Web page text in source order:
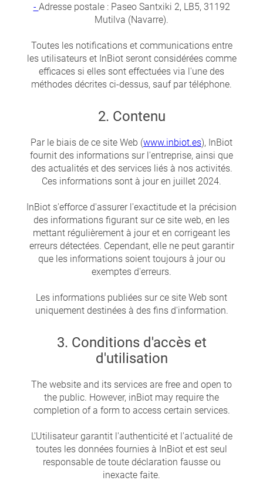
- Adresse postale : Paseo Santxiki 2, LB5, 31192
Mutilva (Navarre).
Toutes les notifications et communications entre
les utilisateurs et InBiot seront considérées comme
efficaces si elles sont effectuées via l'une des
méthodes décrites ci-dessus, sauf par téléphone.
2. Contenu
Par le biais de ce site Web (www.inbiot.es), InBiot
fournit des informations sur l'entreprise, ainsi que
des actualités et des services liés à nos activités.
Ces informations sont à jour en juillet 2024.
InBiot s'efforce d'assurer l'exactitude et la précision
des informations figurant sur ce site web, en les
mettant régulièrement à jour et en corrigeant les
erreurs détectées. Cependant, elle ne peut garantir
que les informations soient toujours à jour ou
exemptes d'erreurs.
Les informations publiées sur ce site Web sont
uniquement destinées à des fins d'information.
3. Conditions d'accès et
d'utilisation
The website and its services are free and open to
the public. However, inBiot may require the
completion of a form to access certain services.
L'Utilisateur garantit l'authenticité et l'actualité de
toutes les données fournies à InBiot et est seul
responsable de toute déclaration fausse ou
inexacte faite.